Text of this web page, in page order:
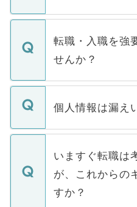
ます。通常、5営
いただきますので
マイナビ
うち約3割は、
けない「非公開求
下記の理由によっ
ません。
■応募殺到を避け
関を公にしてしま
に、医療機関が求
みを人材紹介会社
ています。
転職・入職を強
せんか？
転職・入職を強要
ん。また、仮に応
定を承諾する必要
の辞退の連絡はキ
個人情報は漏え
個人情報が漏えい
で、ご安心くださ
などで収集したご
ご本人のキャリア
支援を目的に使用
いますぐ転職は
が、これからの
すか？